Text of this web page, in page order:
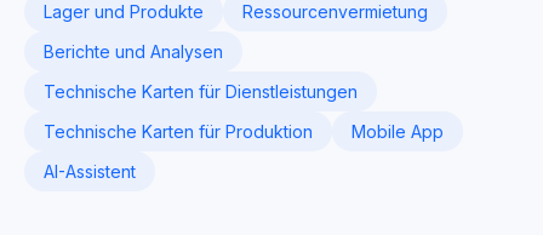
Lager und Produkte
Ressourcenvermietung
Berichte und Analysen
Technische Karten für Dienstleistungen
Technische Karten für Produktion
Mobile App
AI-Assistent